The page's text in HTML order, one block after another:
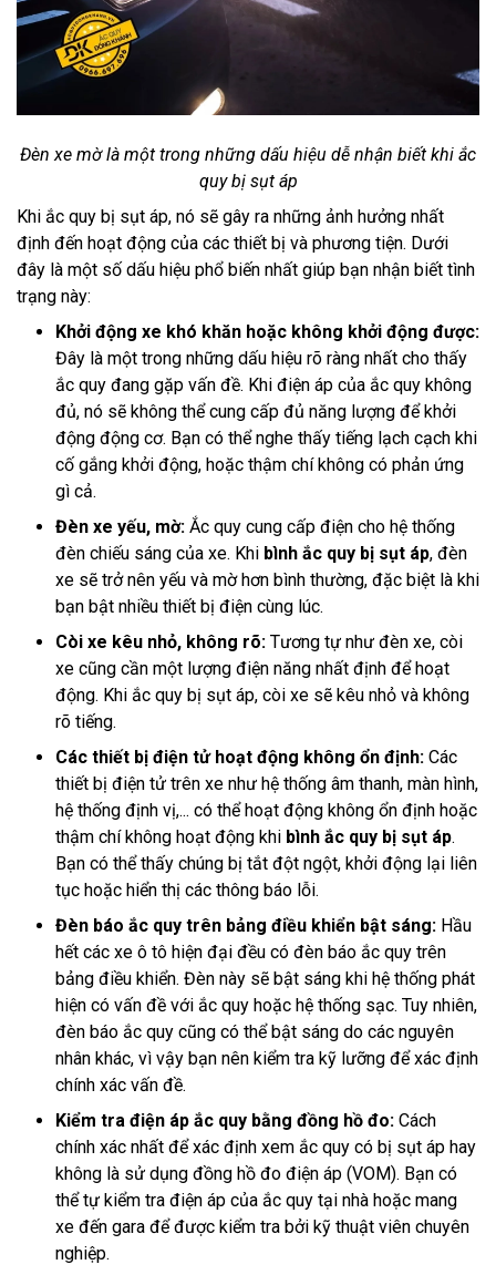
Đèn xe mờ là một trong những dấu hiệu dễ nhận biết khi ắc
quy bị sụt áp
Khi ắc quy bị sụt áp, nó sẽ gây ra những ảnh hưởng nhất
định đến hoạt động của các thiết bị và phương tiện. Dưới
đây là một số dấu hiệu phổ biến nhất giúp bạn nhận biết tình
trạng này:
Khởi động xe khó khăn hoặc không khởi động được:
Đây là một trong những dấu hiệu rõ ràng nhất cho thấy
ắc quy đang gặp vấn đề. Khi điện áp của ắc quy không
đủ, nó sẽ không thể cung cấp đủ năng lượng để khởi
động động cơ. Bạn có thể nghe thấy tiếng lạch cạch khi
cố gắng khởi động, hoặc thậm chí không có phản ứng
gì cả.
Đèn xe yếu, mờ: Ắc quy cung cấp điện cho hệ thống
đèn chiếu sáng của xe. Khi bình ắc quy bị sụt áp, đèn
xe sẽ trở nên yếu và mờ hơn bình thường, đặc biệt là khi
bạn bật nhiều thiết bị điện cùng lúc.
Còi xe kêu nhỏ, không rõ: Tương tự như đèn xe, còi
xe cũng cần một lượng điện năng nhất định để hoạt
động. Khi ắc quy bị sụt áp, còi xe sẽ kêu nhỏ và không
rõ tiếng.
Các thiết bị điện tử hoạt động không ổn định: Các
thiết bị điện tử trên xe như hệ thống âm thanh, màn hình,
hệ thống định vị,... có thể hoạt động không ổn định hoặc
thậm chí không hoạt động khi bình ắc quy bị sụt áp.
Bạn có thể thấy chúng bị tắt đột ngột, khởi động lại liên
tục hoặc hiển thị các thông báo lỗi.
Đèn báo ắc quy trên bảng điều khiển bật sáng: Hầu
hết các xe ô tô hiện đại đều có đèn báo ắc quy trên
bảng điều khiển. Đèn này sẽ bật sáng khi hệ thống phát
hiện có vấn đề với ắc quy hoặc hệ thống sạc. Tuy nhiên,
đèn báo ắc quy cũng có thể bật sáng do các nguyên
nhân khác, vì vậy bạn nên kiểm tra kỹ lưỡng để xác định
chính xác vấn đề.
Kiểm tra điện áp ắc quy bằng đồng hồ đo: Cách
chính xác nhất để xác định xem ắc quy có bị sụt áp hay
không là sử dụng đồng hồ đo điện áp (VOM). Bạn có
thể tự kiểm tra điện áp của ắc quy tại nhà hoặc mang
xe đến gara để được kiểm tra bởi kỹ thuật viên chuyên
nghiệp.